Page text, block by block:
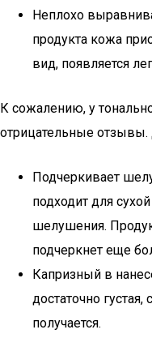
Неплохо
продукта кожа
вид, появляется
К сожалению, у
отрицательные
Подчеркивает
подходит для
шелушения.
подчеркнет еще
Капризный в
достаточно
получается.